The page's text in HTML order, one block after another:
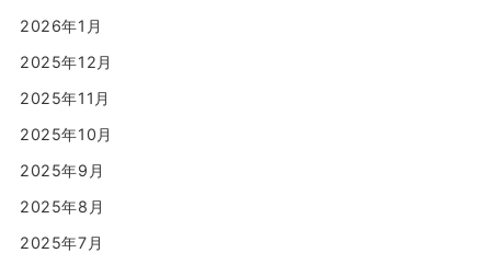
2026年1月
2025年12月
2025年11月
2025年10月
2025年9月
2025年8月
2025年7月